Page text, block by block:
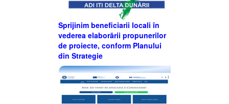
Sprijinim beneficiarii locali în
vederea elaborării propunerilor
de proiecte, conform Planului
din Strategie